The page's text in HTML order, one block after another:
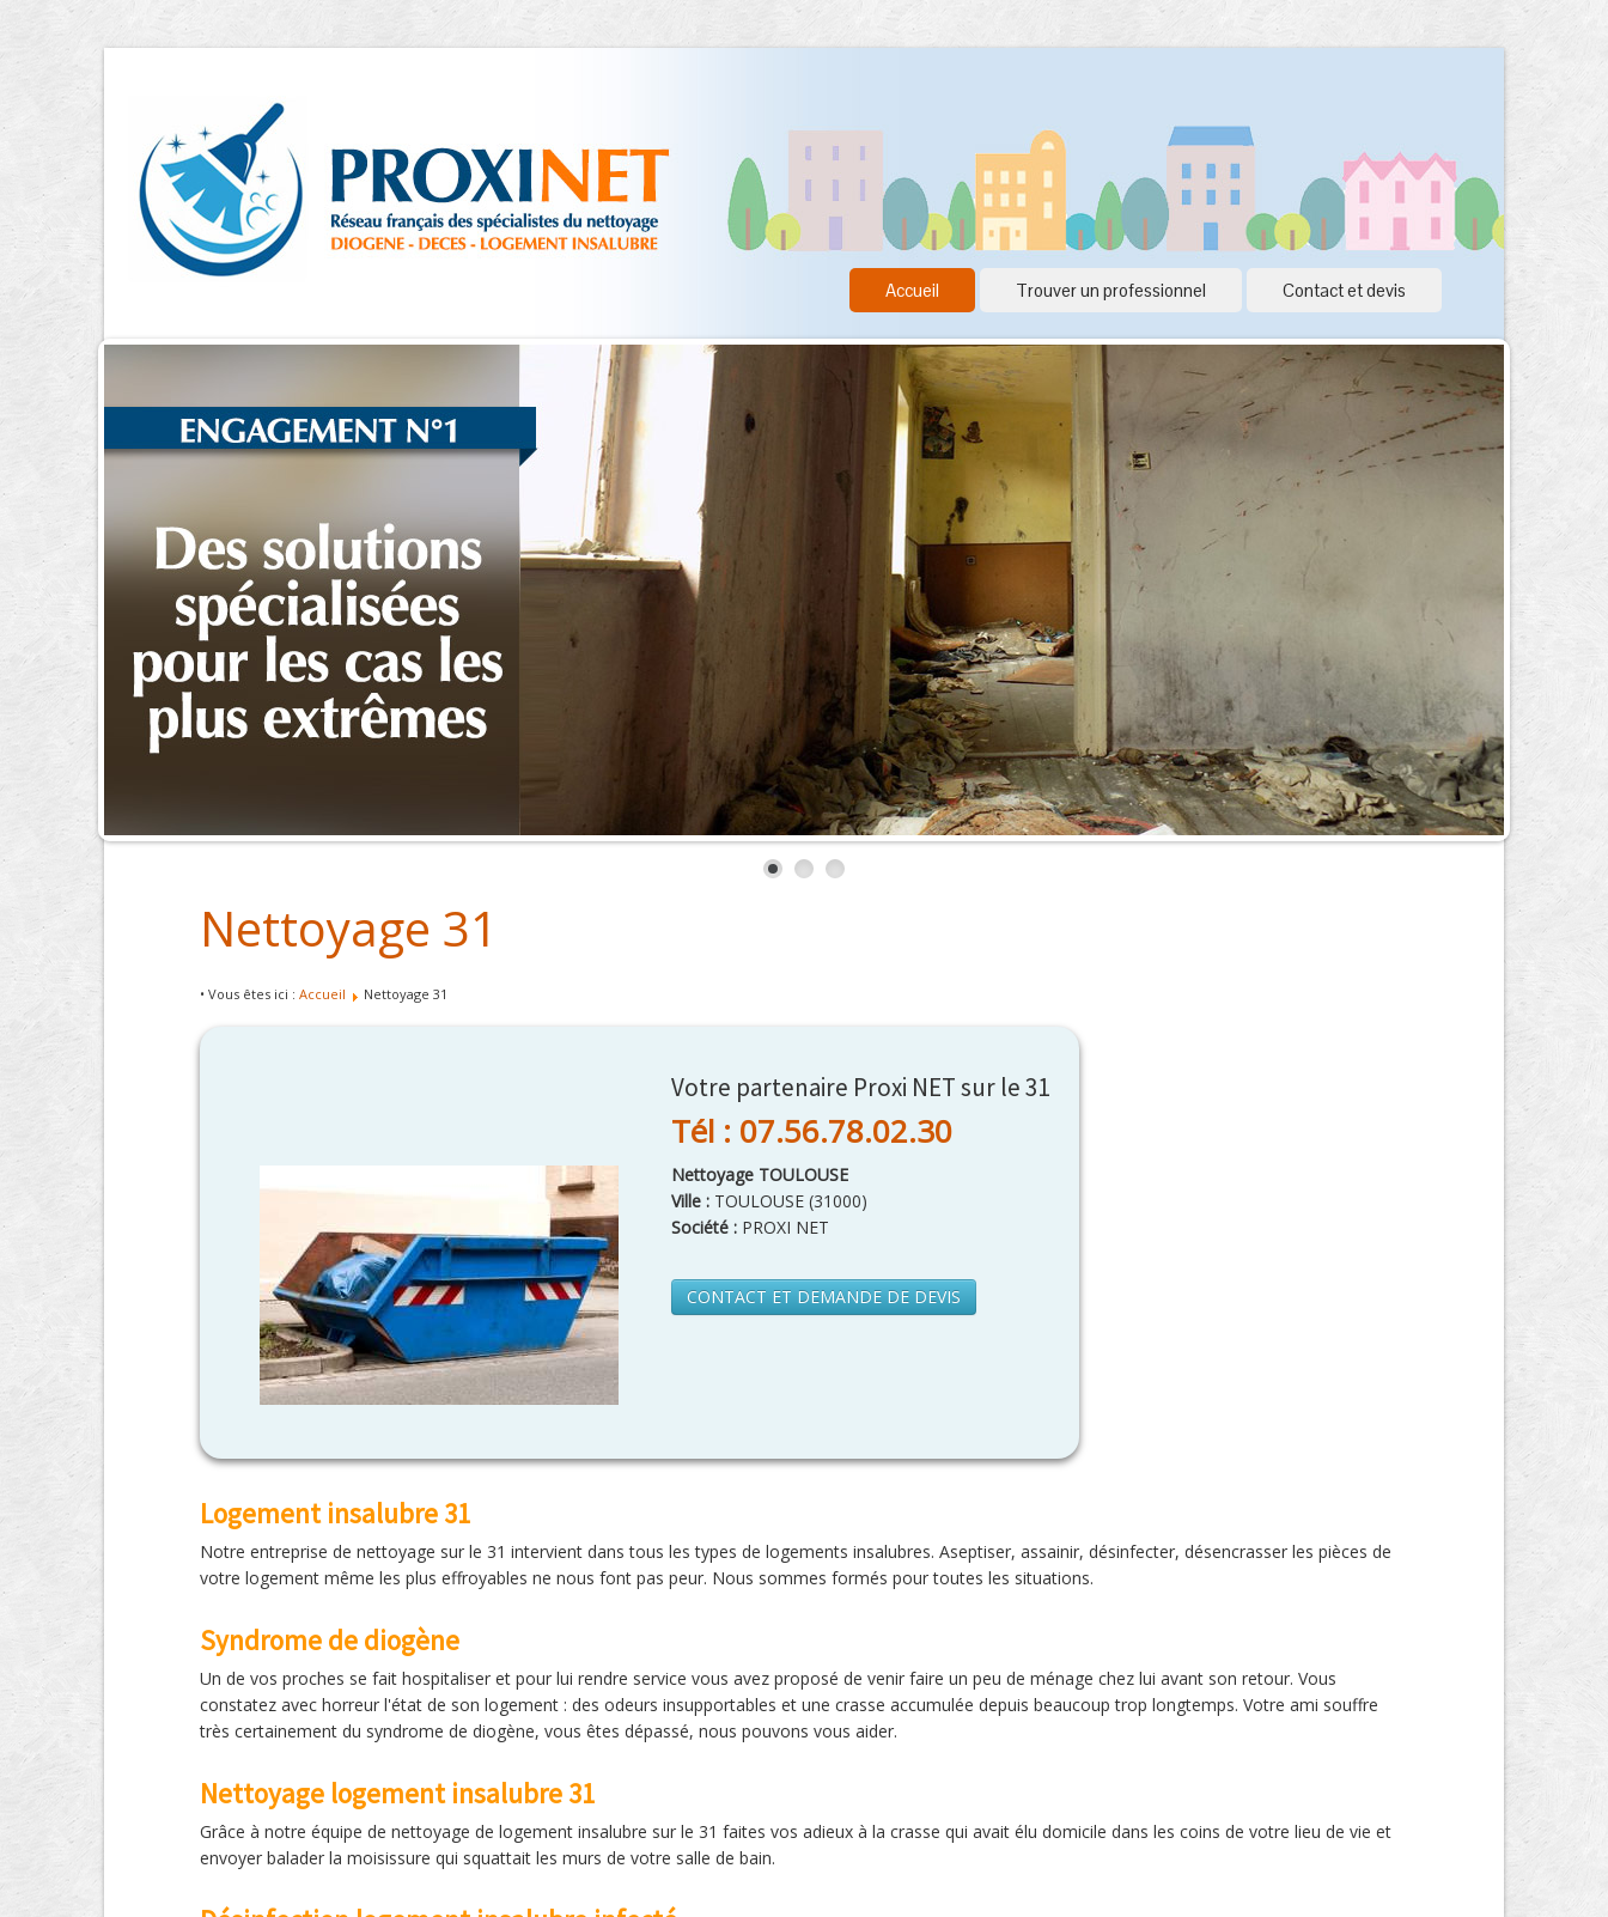
Accueil Trouver un professionnel Contact et devis
Nettoyage 31
• Vous êtes ici : Accueil Nettoyage 31
Votre partenaire Proxi NET sur le 31
Tél : 07.56.78.02.30
Nettoyage TOULOUSE
Ville : TOULOUSE (31000)
Société : PROXI NET
CONTACT ET DEMANDE DE DEVIS
Logement insalubre 31
Notre entreprise de nettoyage sur le 31 intervient dans tous les types de logements insalubres. Aseptiser, assainir, désinfecter, désencrasser les pièces de
votre logement même les plus effroyables ne nous font pas peur. Nous sommes formés pour toutes les situations.
Syndrome de diogène
Un de vos proches se fait hospitaliser et pour lui rendre service vous avez proposé de venir faire un peu de ménage chez lui avant son retour. Vous
constatez avec horreur l'état de son logement : des odeurs insupportables et une crasse accumulée depuis beaucoup trop longtemps. Votre ami souffre
très certainement du syndrome de diogène, vous êtes dépassé, nous pouvons vous aider.
Nettoyage logement insalubre 31
Grâce à notre équipe de nettoyage de logement insalubre sur le 31 faites vos adieux à la crasse qui avait élu domicile dans les coins de votre lieu de vie et
envoyer balader la moisissure qui squattait les murs de votre salle de bain.